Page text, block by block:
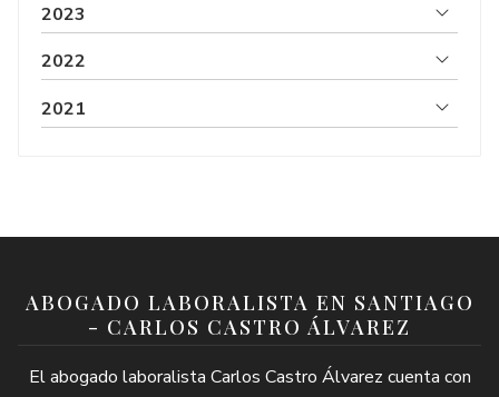
2023
2022
2021
ABOGADO LABORALISTA EN SANTIAGO
- CARLOS CASTRO ÁLVAREZ
El abogado laboralista Carlos Castro Álvarez cuenta con